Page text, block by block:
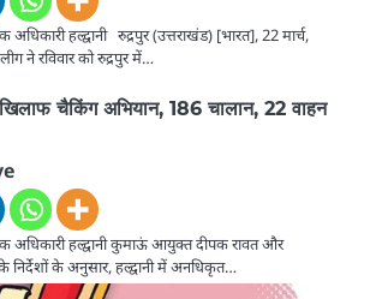
हल्द्वानी रुद्रपुर (उत्तराखंड) [भारत], 22 मार्च,
ने रविवार को रुद्रपुर में…
चैकिंग अभियान, 186 चालान, 22 वाहन
हल्द्वानी कुमाऊं आयुक्त दीपक रावत और
निर्देशों के अनुसार, हल्द्वानी में अनधिकृत…